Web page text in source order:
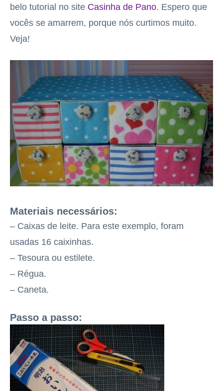
belo tutorial no site Casinha de Pano. Espero que
vocês se amarrem, porque nós curtimos muito.
Veja!
Materiais necessários:
– Caixas de leite. Para este exemplo, foram
usadas 16 caixinhas.
– Tesoura ou estilete.
– Régua.
– Caneta.
Passo a passo: